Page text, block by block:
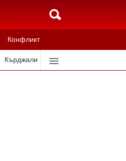
Конфликт
Кърджали